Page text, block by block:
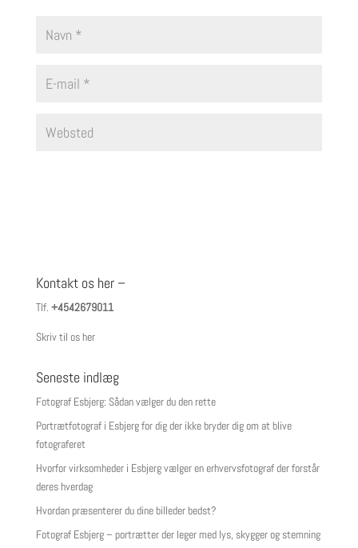
Kontakt os her –
Tlf. +4542679011
Skriv til os her
Seneste indlæg
Fotograf Esbjerg: Sådan vælger du den rette
Portrætfotograf i Esbjerg for dig der ikke bryder dig om at blive
fotograferet
Hvorfor virksomheder i Esbjerg vælger en erhvervsfotograf der forstår
deres hverdag
Hvordan præsenterer du dine billeder bedst?
Fotograf Esbjerg – portrætter der leger med lys, skygger og stemning